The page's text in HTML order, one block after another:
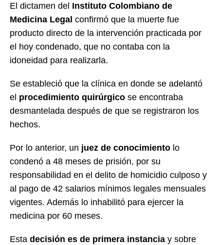
El dictamen del Instituto Colombiano de
Medicina Legal confirmó que la muerte fue
producto directo de la intervención practicada por
el hoy condenado, que no contaba con la
idoneidad para realizarla.
Se estableció que la clínica en donde se adelantó
el procedimiento quirúrgico se encontraba
desmantelada después de que se registraron los
hechos.
Por lo anterior, un juez de conocimiento lo
condenó a 48 meses de prisión, por su
responsabilidad en el delito de homicidio culposo y
al pago de 42 salarios mínimos legales mensuales
vigentes. Además lo inhabilitó para ejercer la
medicina por 60 meses.
Esta decisión es de primera instancia y sobre